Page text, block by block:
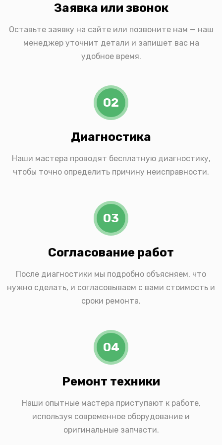
Заявка или звонок
Оставьте заявку на сайте или позвоните нам — наш
менеджер уточнит детали и запишет вас на
удобное время.
02
Диагностика
Наши мастера проводят бесплатную диагностику,
чтобы точно определить причину неисправности.
03
Согласование работ
После диагностики мы подробно объясняем, что
нужно сделать, и согласовываем с вами стоимость и
сроки ремонта.
04
Ремонт техники
Наши опытные мастера приступают к работе,
используя современное оборудование и
оригинальные запчасти.